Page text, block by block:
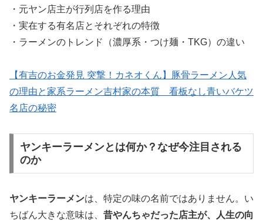
・元ヤン店主が行列店を作る理由
・実在する有名店とそれぞれの特徴
・ラーメンのトレンド（濃厚系・つけ麺・TKG）の違い
【有吉のお金発見 突撃！カネオくん】豚骨ラーメン人気
の理由と家系ラーメン吉村家の本質 看板なし青いバケツ
名店の秘密
ヤンキーラーメンとは何か？なぜ今注目される
のか
ヤンキーラーメンは、特定の味の名前ではありません。い
ちばん大きな意味は、 昔やんちゃだった店主が、人生の向